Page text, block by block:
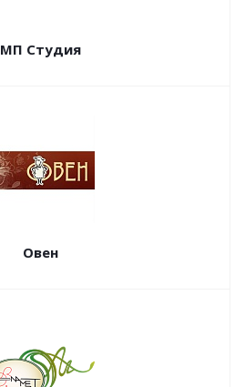
МП Студия
Овен